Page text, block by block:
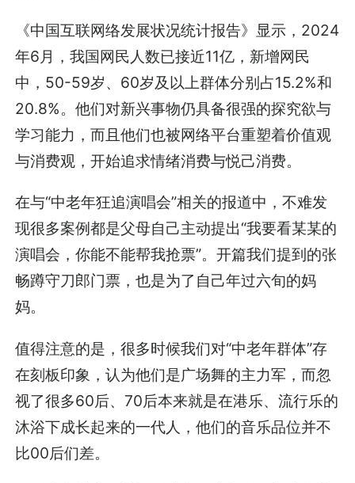
《中国互联网络发展状况统计报告》显示，2024
年6月，我国网民人数已接近11亿，新增网民
中，50-59岁、60岁及以上群体分别占15.2%和
20.8%。他们对新兴事物仍具备很强的探究欲与
学习能力，而且他们也被网络平台重塑着价值观
与消费观，开始追求情绪消费与悦己消费。
在与“中老年狂追演唱会”相关的报道中，不难发
现很多案例都是父母自己主动提出“我要看某某的
演唱会，你能不能帮我抢票”。开篇我们提到的张
畅蹲守刀郎门票，也是为了自己年过六旬的妈
妈。
值得注意的是，很多时候我们对“中老年群体”存
在刻板印象，认为他们是广场舞的主力军，而忽
视了很多60后、70后本来就是在港乐、流行乐的
沐浴下成长起来的一代人，他们的音乐品位并不
比00后们差。